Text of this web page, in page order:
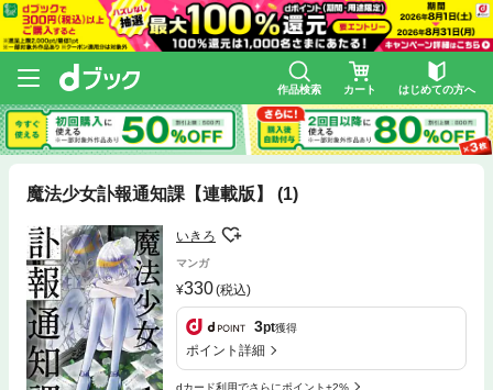
作品検索 カート はじめての方へ
魔法少女訃報通知課【連載版】 (1)
いきろ
マンガ
330(税込)
3pt獲得
ポイント詳細